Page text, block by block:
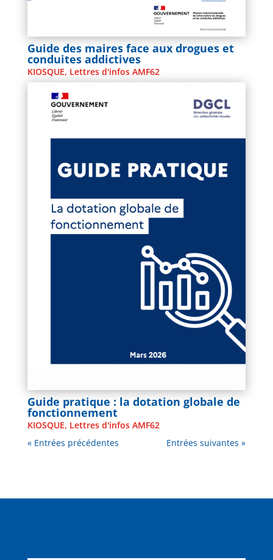
Guide des maires face aux drogues et
conduites addictives
KIOSQUE, Lettres d'infos AMF62
Guide pratique : la dotation globale de
fonctionnement
KIOSQUE, Lettres d'infos AMF62
« Entrées précédentes
Entrées suivantes »